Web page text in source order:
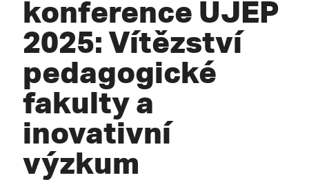
konference UJEP
2025: Vítězství
pedagogické
fakulty a
inovativní
výzkum